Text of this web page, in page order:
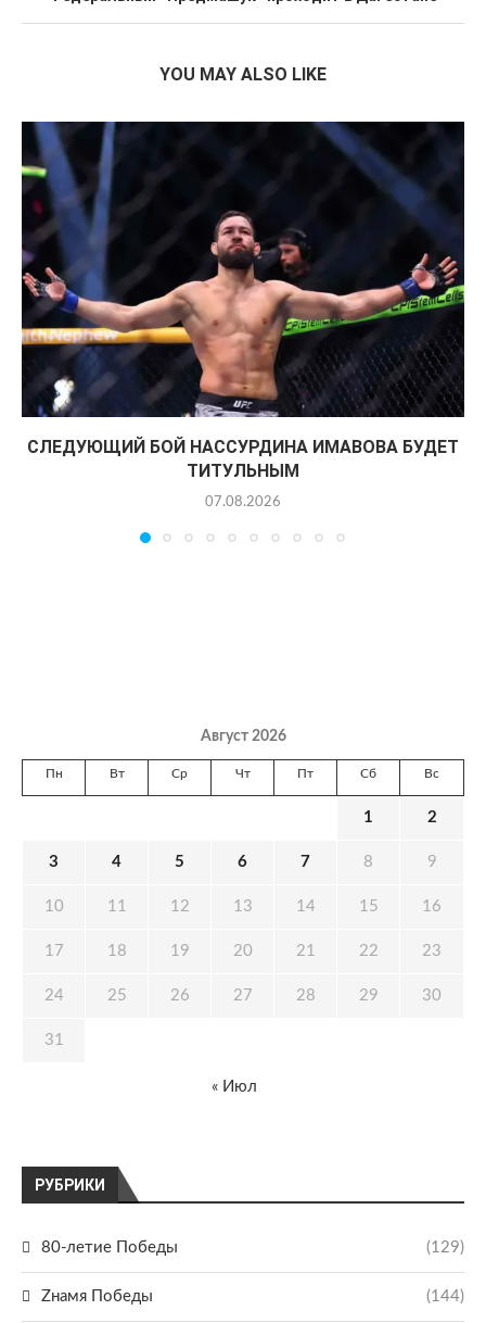
YOU MAY ALSO LIKE
СЛЕДУЮЩИЙ БОЙ НАССУРДИНА ИМАВОВА БУДЕТ
ТИТУЛЬНЫМ
07.08.2026
РУБРИКИ
80-летие Победы (129)
Zнамя Победы (144)
Август 2026
Пн Вт Ср Чт Пт Сб Вс
1 2
3 4 5 6 7 8 9
10 11 12 13 14 15 16
17 18 19 20 21 22 23
24 25 26 27 28 29 30
31
« Июл